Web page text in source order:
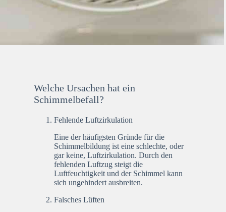
Welche Ursachen hat ein
Schimmelbefall?
Fehlende Luftzirkulation
Eine der häufigsten Gründe für die
Schimmelbildung ist eine schlechte, oder
gar keine, Luftzirkulation. Durch den
fehlenden Luftzug steigt die
Luftfeuchtigkeit und der Schimmel kann
sich ungehindert ausbreiten.
Falsches Lüften